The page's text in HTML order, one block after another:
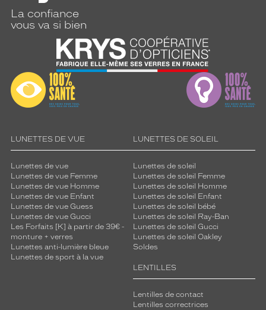
La confiance
vous va si bien
LUNETTES DE VUE
Lunettes de vue
Lunettes de vue Femme
Lunettes de vue Homme
Lunettes de vue Enfant
Lunettes de vue Guess
Lunettes de vue Gucci
Les Forfaits [K] à partir de 39€ -
monture + verres
Lunettes anti-lumière bleue
Lunettes de sport à la vue
LUNETTES DE SOLEIL
Lunettes de soleil
Lunettes de soleil Femme
Lunettes de soleil Homme
Lunettes de soleil Enfant
Lunettes de soleil bébé
Lunettes de soleil Ray-Ban
Lunettes de soleil Gucci
Lunettes de soleil Oakley
Soldes
LENTILLES
Lentilles de contact
Lentilles correctrices